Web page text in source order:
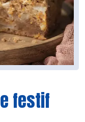
festif